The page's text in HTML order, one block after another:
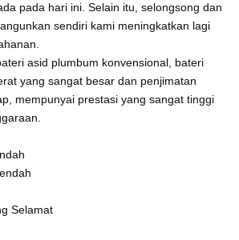
pada hari ini. Selain itu, selongsong dan
sendiri kami meningkatkan lagi
asid plumbum konvensional, bateri
yang sangat besar dan penjimatan
mempunyai prestasi yang sangat tinggi
Selamat